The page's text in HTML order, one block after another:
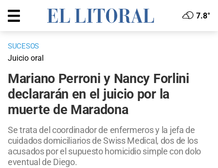
7.8°
SUCESOS
Juicio oral
Mariano Perroni y Nancy Forlini
declararán en el juicio por la
muerte de Maradona
Se trata del coordinador de enfermeros y la jefa de
cuidados domiciliarios de Swiss Medical, dos de los
acusados por el supuesto homicidio simple con dolo
eventual de Diego.